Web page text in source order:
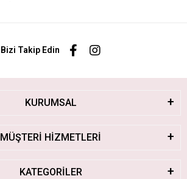
Bizi Takip Edin
KURUMSAL
MÜŞTERİ HİZMETLERİ
KATEGORİLER